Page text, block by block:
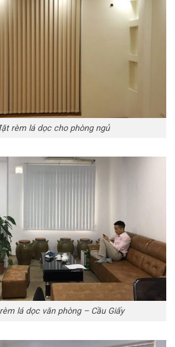
rèm lá dọc cho phòng ngủ
lá dọc văn phòng – Cầu Giấy